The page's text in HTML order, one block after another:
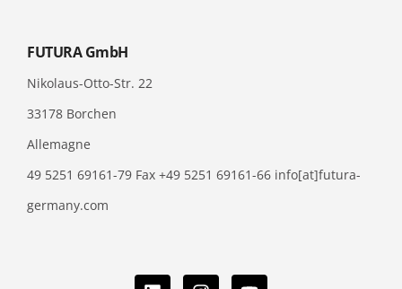
FUTURA GmbH
Nikolaus-Otto-Str. 22
33178 Borchen
Allemagne
49 5251 69161-79 Fax +49 5251 69161-66 info[at]futura-
germany.com